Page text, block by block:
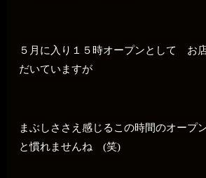
５月に入り１５時オープンとして お
だいていますが
まぶしささえ感じるこの時間のオー
と慣れませんね (笑)